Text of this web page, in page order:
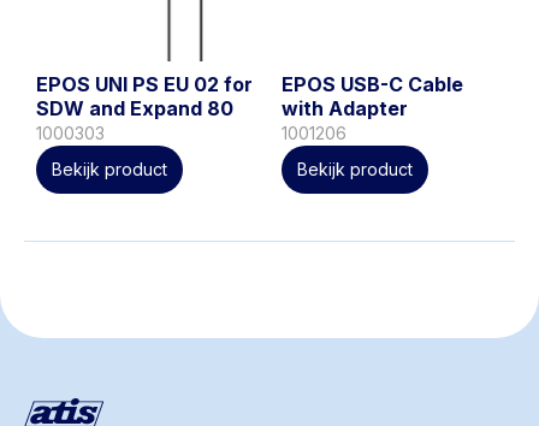
EPOS UNI PS EU 02 for
SDW and Expand 80
1000303
Bekijk product
EPOS USB-C Cable
with Adapter
1001206
Bekijk product